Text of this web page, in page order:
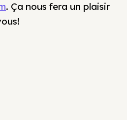
. Ça nous fera un plaisir